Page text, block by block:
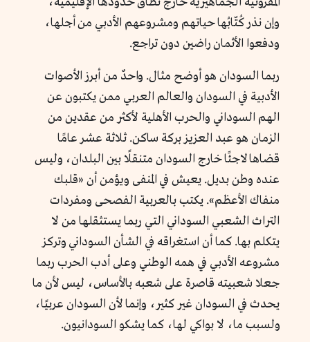
وإن نذر كُتّابُها حياتهم ومشروعهم الأدبي من أجلها،
ودفعوا الأثمان راضين دون تراجع.
ربما السودان هو أوضح مثال. واحدٌ من أبرز الأصوات
الأدبية في السودان والعالم العربي ممن يكتبون عن
الهم السوداني والحرب الأهلية لأكثر من عقدين من
الزمان هو عبد العزيز بركة ساكن. ثلاثة عشر عامًا
قضاها لاجئًا خارج السودان متنقلًا بين البلدان، وليس
عنده وطن بديل. يعيش في المنفى ويؤمن أن «قلبك
منفاك الأعظم». يكتب بالعربية الفصحى ومفردات
التراث الشعبي السوداني التي ربما يستثقلها من لا
يتكلم بها. كما أن استغراقه في الشأن السوداني وتركز
مشروعه الأدبي في همه الوطني وعلى أدب الحرب ربما
جعلا شعبيته قاصرة على شعبه بالأساس، ليس لأن ما
يحدث في السودان غير كثير، وإنما لأن السودان عربيًا،
ولسبب ما، لا بواكي لها، كما يشكو السودانيون.